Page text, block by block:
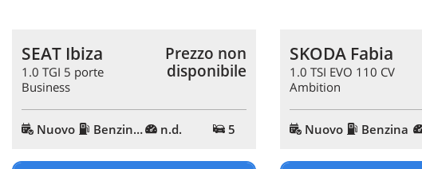
SEAT Ibiza
1.0 TGI 5 porte
Business
Prezzo non
disponibile
Nuovo Benzina/Metano n.d. 5
SKODA Fabia
1.0 TSI EVO 110 CV
Ambition
Nuovo Benzina